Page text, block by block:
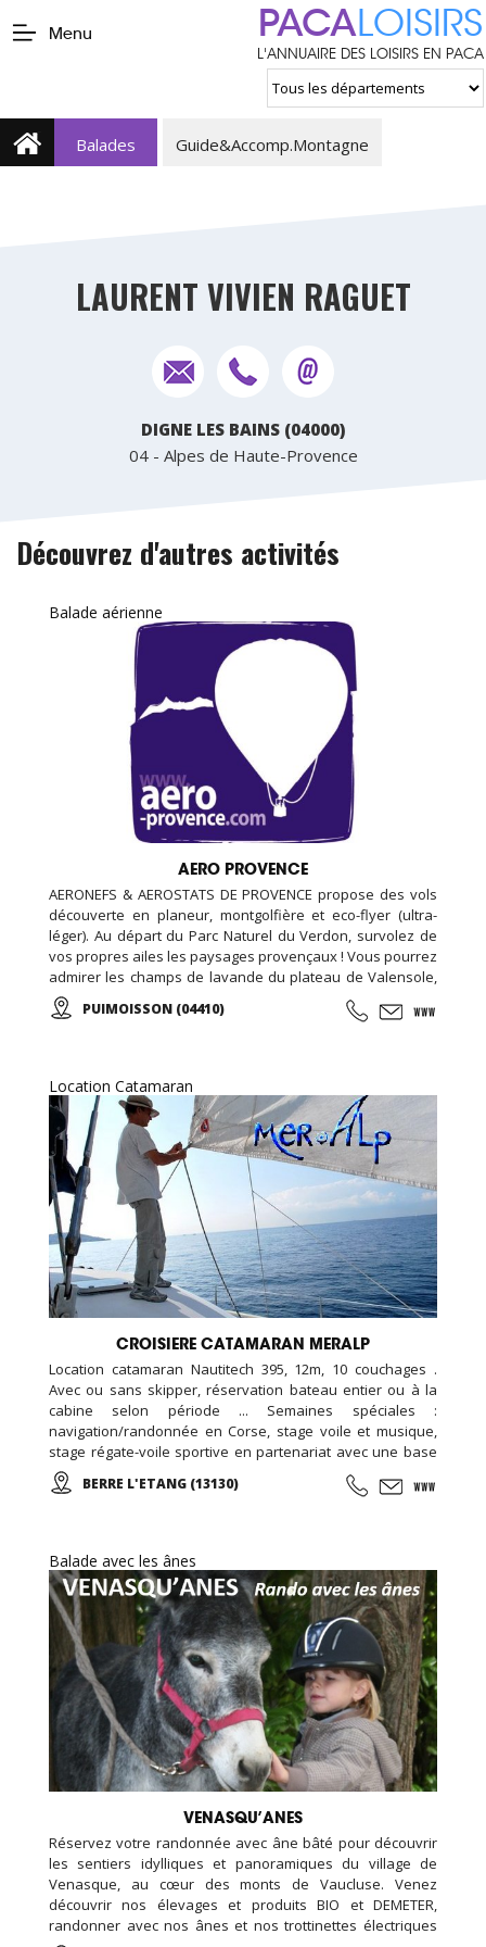
Menu PACALOISIRS
L'ANNUAIRE DES LOISIRS EN PACA
Balades Guide&Accomp.Montagne
LAURENT VIVIEN RAGUET
DIGNE LES BAINS (04000)
04 - Alpes de Haute-Provence
Découvrez d'autres activités
Balade aérienne
AERO PROVENCE
AERONEFS & AEROSTATS DE PROVENCE propose des vols
découverte en planeur, montgolfière et eco-flyer (ultra-
léger). Au départ du Parc Naturel du Verdon, survolez de
vos propres ailes les paysages provençaux ! Vous pourrez
admirer les champs de lavande du plateau de Valensole,
le lac Sainte-Croix ou les gorges du Verdon tout en
apercevant les Alpes se dessiner à l’horizon… A tout âge,
PUIMOISSON (04410)
Location Catamaran
CROISIERE CATAMARAN MERALP
Location catamaran Nautitech 395, 12m, 10 couchages .
Avec ou sans skipper, réservation bateau entier ou à la
cabine selon période ... Semaines spéciales :
navigation/randonnée en Corse, stage voile et musique,
stage régate-voile sportive en partenariat avec une base
de voile... Croisières et sorties sur mesure pour les
groupes, familles, ados, congrès.
BERRE L'ETANG (13130)
Balade avec les ânes
VENASQU’ANES
Réservez votre randonnée avec âne bâté pour découvrir
les sentiers idylliques et panoramiques du village de
Venasque, au cœur des monts de Vaucluse. Venez
découvrir nos élevages et produits BIO et DEMETER,
randonner avec nos ânes et nos trottinettes électriques